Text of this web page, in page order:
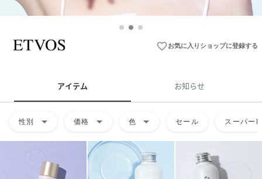
favorite_borderお気に入りショップに登録する
アイテム お知らせ
性別 arrow_drop_down 価格 arrow_drop_down 色 arrow_drop_down セール スーパー